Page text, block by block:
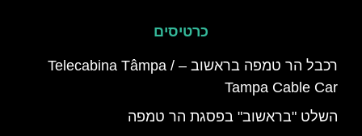
כרטיסים
רכבל הר טמפה בראשוב – Telecabina Tâmpa /
‪Tampa Cable Car‬
השלט "בראשוב" בפסגת הר טמפה